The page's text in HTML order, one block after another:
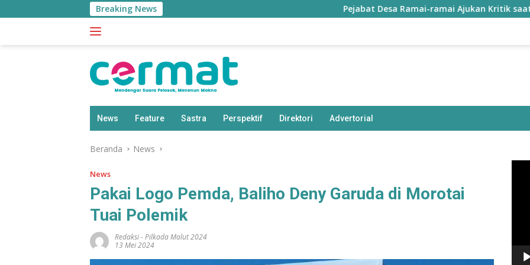
ke
Breaking News Pejabat Desa Ramai-ramai Ajukan Kritik saat Hadiri
News Feature Sastra Perspektif Direktori Advertorial
Beranda News
News
Pakai Logo Pemda, Baliho Deny Garuda di Morotai
Tuai Polemik
Redaksi-Pilkada Malut 2024
13 Mei 2024